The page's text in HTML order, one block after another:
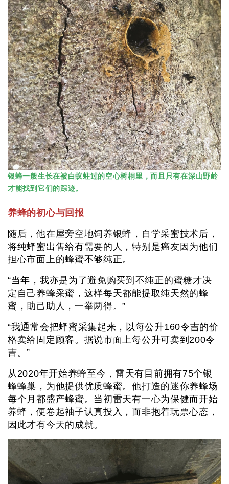
银蜂一般生长在被白蚁蛀过的空心树桐里，而且只有在深山野岭
才能找到它们的踪迹。
养蜂的初心与回报
随后，他在屋旁空地饲养银蜂，自学采蜜技术后，
将纯蜂蜜出售给有需要的人，特别是癌友因为他们
担心市面上的蜂蜜不够纯正。
“当年，我亦是为了避免购买到不纯正的蜜糖才决
定自己养蜂采蜜，这样每天都能提取纯天然的蜂
蜜，助己助人，一举两得。”
“我通常会把蜂蜜采集起来，以每公升160令吉的价
格卖给固定顾客。据说市面上每公升可卖到200令
吉。”
从2020年开始养蜂至今，雷天有目前拥有75个银
蜂蜂巢，为他提供优质蜂蜜。他打造的迷你养蜂场
每个月都盛产蜂蜜。当初雷天有一心为保健而开始
养蜂，便卷起袖子认真投入，而非抱着玩票心态，
因此才有今天的成就。